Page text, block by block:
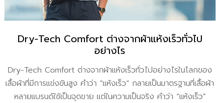
Dry-Tech Comfort ต่างจากผ้าแห้งเร็วทั่วไป
อย่างไร​
Dry-Tech Comfort ต่างจากผ้าแห้งเร็วทั่วไปอย่างไร​ ในโลกของ
เสื้อผ้าที่มีการแข่งขันสูง คำว่า “แห้งเร็ว” กลายเป็นมาตรฐานที่เสื้อผ้า
หลายแบรนด์ใช้เป็นจุดขาย แต่ในความเป็นจริง คำว่า “แห้งเร็ว”